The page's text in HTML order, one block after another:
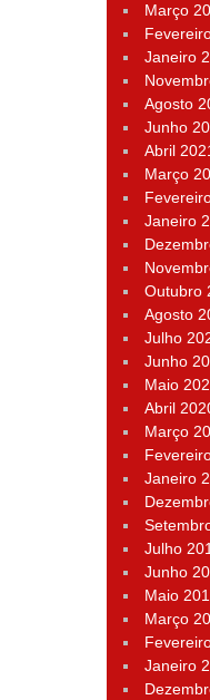
Março
Janeiro
Agosto
Junho
Abril
Março
Janeiro
Outubro
Agosto
Julho
Junho
Maio
Abril
Março
Janeiro
Julho
Junho
Maio
Março
Janeiro